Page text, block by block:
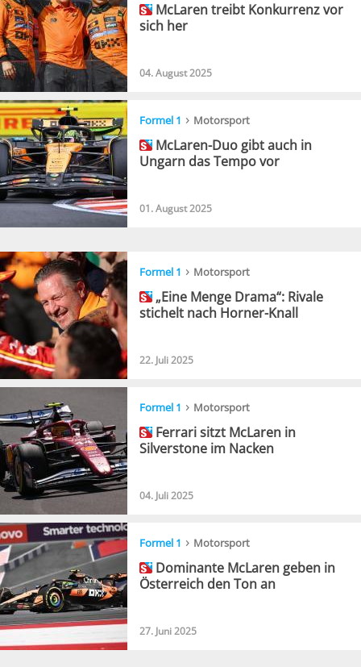
McLaren treibt Konkurrenz vor
sich her
04. August 2025
Formel 1 › Motorsport
McLaren-Duo gibt auch in
Ungarn das Tempo vor
01. August 2025
Formel 1 › Motorsport
„Eine Menge Drama“: Rivale
stichelt nach Horner-Knall
22. Juli 2025
Formel 1 › Motorsport
Ferrari sitzt McLaren in
Silverstone im Nacken
04. Juli 2025
Formel 1 › Motorsport
Dominante McLaren geben in
Österreich den Ton an
27. Juni 2025